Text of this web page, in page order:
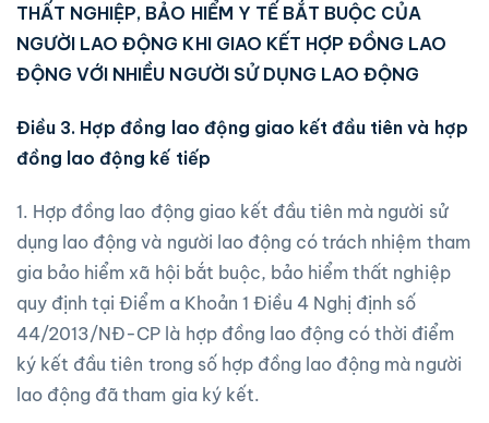
THẤT NGHIỆP, BẢO HIỂM Y TẾ BẮT BUỘC CỦA
NGƯỜI LAO ĐỘNG KHI GIAO KẾT HỢP ĐỒNG LAO
ĐỘNG VỚI NHIỀU NGƯỜI SỬ DỤNG LAO ĐỘNG
Điều 3. Hợp đồng lao động giao kết đầu tiên và hợp
đồng lao động kế tiếp
1. Hợp đồng lao động giao kết đầu tiên mà người sử
dụng lao động và người lao động có trách nhiệm tham
gia bảo hiểm xã hội bắt buộc, bảo hiểm thất nghiệp
quy định tại Điểm a Khoản 1 Điều 4 Nghị định số
44/2013/NĐ-CP là hợp đồng lao động có thời điểm
ký kết đầu tiên trong số hợp đồng lao động mà người
lao động đã tham gia ký kết.